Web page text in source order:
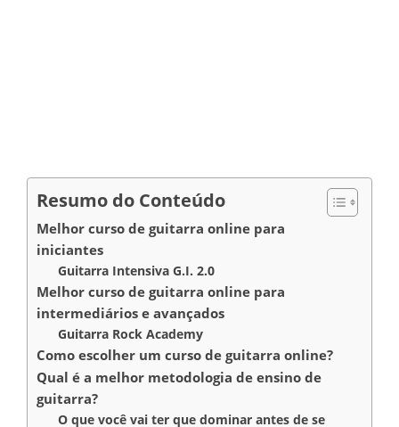
Resumo do Conteúdo
Melhor curso de guitarra online para
iniciantes
Guitarra Intensiva G.I. 2.0
Melhor curso de guitarra online para
intermediários e avançados
Guitarra Rock Academy
Como escolher um curso de guitarra online?
Qual é a melhor metodologia de ensino de
guitarra?
O que você vai ter que dominar antes de se